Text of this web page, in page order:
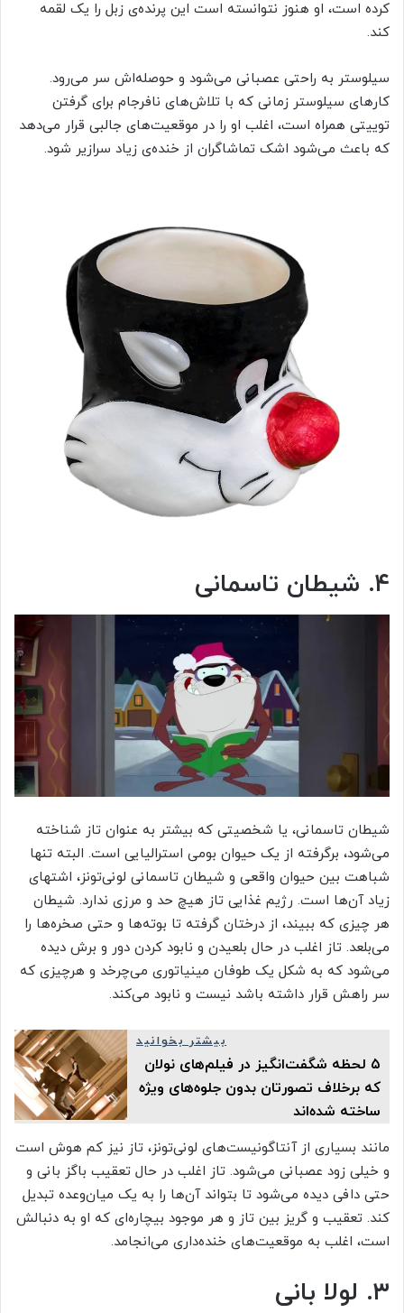
کرده است، او هنوز نتوانسته است این پرنده‌ی زبل را یک لقمه
کند.
سیلوستر به راحتی عصبانی می‌شود و حوصله‌اش سر می‌رود.
کارهای سیلوستر زمانی که با تلاش‌های نافرجام برای گرفتن
توییتی همراه است، اغلب او را در موقعیت‌های جالبی قرار می‌دهد
که باعث می‌شود اشک تماشاگران از خنده‌ی زیاد سرازیر شود.
۴. شیطان تاسمانی
شیطان تاسمانی، یا شخصیتی که بیشتر به عنوان تاز شناخته
می‌شود، برگرفته از یک حیوان بومی استرالیایی است. البته تنها
شباهت بین حیوان واقعی و شیطان تاسمانی لونی‌تونز، اشتهای
زیاد آن‌ها است. رژیم غذایی تاز هیچ حد و مرزی ندارد. شیطان
هر چیزی که ببیند، از درختان گرفته تا بوته‌ها و حتی صخره‌ها را
می‌بلعد. تاز اغلب در حال بلعیدن و نابود کردن دور و برش دیده
می‌شود که به شکل یک طوفان مینیاتوری می‌چرخد و هرچیزی که
سر راهش قرار داشته باشد نیست و نابود می‌کند.
بیشتر بخوانید
۵ لحظه شگفت‌انگیز در فیلم‌های نولان
که برخلاف تصورتان بدون جلوه‌های ویژه
ساخته‌ شده‌اند
مانند بسیاری از آنتاگونیست‌های لونی‌تونز، تاز نیز کم هوش است
و خیلی زود عصبانی می‌شود. تاز اغلب در حال تعقیب باگز بانی و
حتی دافی دیده می‌شود تا بتواند آن‌ها را به یک میان‌وعده تبدیل
کند. تعقیب و گریز بین تاز و هر موجود بیچاره‌ای که او به دنبالش
است، اغلب به موقعیت‌های خنده‌داری می‌انجامد.
۳. لولا بانی